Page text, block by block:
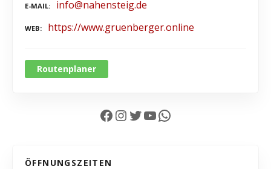
E-MAIL info@nahensteig.de
WEB https://www.gruenberger.online
Routenplaner
Facebook InstagramTwitter YouTube WhatsApp
ÖFFNUNGSZEITEN